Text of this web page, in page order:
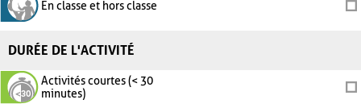
En classe et hors classe
DURÉE DE L'ACTIVITÉ
Activités courtes (< 30
minutes)